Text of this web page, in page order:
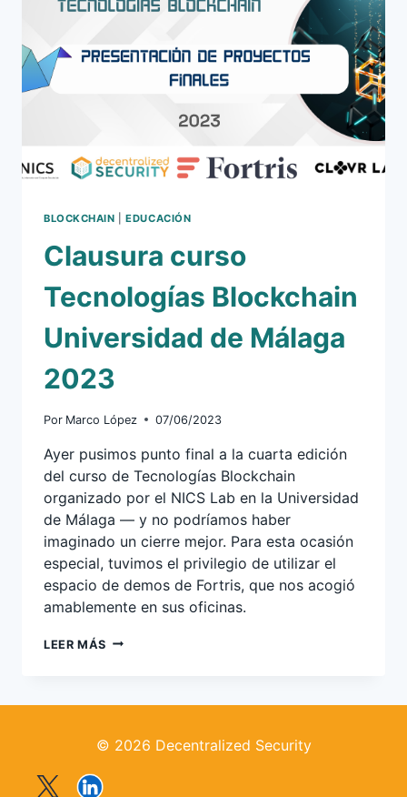
BLOCKCHAIN |EDUCACIÓN
Clausura curso
Tecnologías Blockchain
Universidad de Málaga
2023
Por Marco López 07/06/2023
Ayer pusimos punto final a la cuarta edición
del curso de Tecnologías Blockchain
organizado por el NICS Lab en la Universidad
de Málaga — y no podríamos haber
imaginado un cierre mejor. Para esta ocasión
especial, tuvimos el privilegio de utilizar el
espacio de demos de Fortris, que nos acogió
amablemente en sus oficinas.
LEER MÁS CLAUSURA
UNIVERSIDAD
MÁLAGA
© 2026 Decentralized Security